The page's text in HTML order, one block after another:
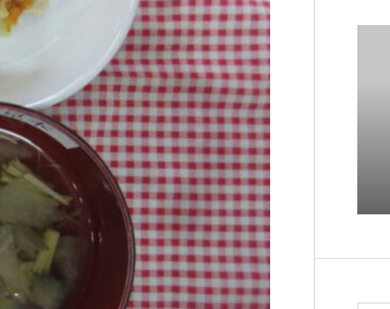
８月７・２１日 給食・おやつ・
延長おやつ